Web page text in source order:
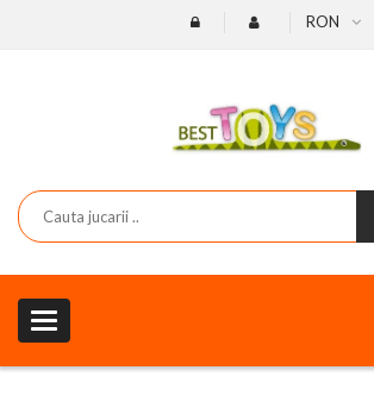
RON
Toggle
navigation